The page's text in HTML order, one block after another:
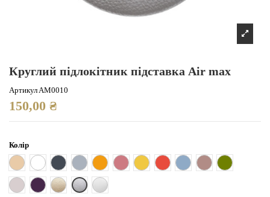
Круглий підлокітник підставка Air max
Артикул AM0010
150,00 ₴
Колір
БежевийБілий Чорний Сірий Помаранчевий
Рожево-терракотовий
Жовтий ЧервонийБлакитнийБежево-рожевий
Хакі
Світло - рожевий
Фіолетовий
ЗолотийСрібнийБілий металік